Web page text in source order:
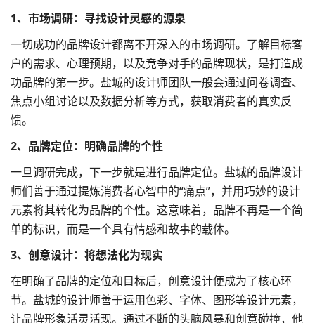
1、市场调研：寻找设计灵感的源泉
一切成功的品牌设计都离不开深入的市场调研。了解目标客
户的需求、心理预期，以及竞争对手的品牌现状，是打造成
功品牌的第一步。盐城的设计师团队一般会通过问卷调查、
焦点小组讨论以及数据分析等方式，获取消费者的真实反
馈。
2、 品牌定位：明确品牌的个性
一旦调研完成，下一步就是进行品牌定位。盐城的品牌设计
师们善于通过提炼消费者心智中的“痛点”，并用巧妙的设计
元素将其转化为品牌的个性。这意味着，品牌不再是一个简
单的标识，而是一个具有情感和故事的载体。
3、创意设计：将想法化为现实
在明确了品牌的定位和目标后，创意设计便成为了核心环
节。盐城的设计师善于运用色彩、字体、图形等设计元素，
让品牌形象活灵活现。通过不断的头脑风暴和创意碰撞，他